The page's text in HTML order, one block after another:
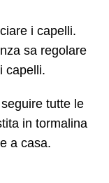
i capelli.
sa regolare
capelli.
tutte le
in tormalina
a casa.